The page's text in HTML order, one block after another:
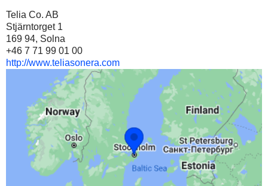
Telia Co. AB
Stjärntorget 1
169 94, Solna
+46 7 71 99 01 00
http://www.teliasonera.com